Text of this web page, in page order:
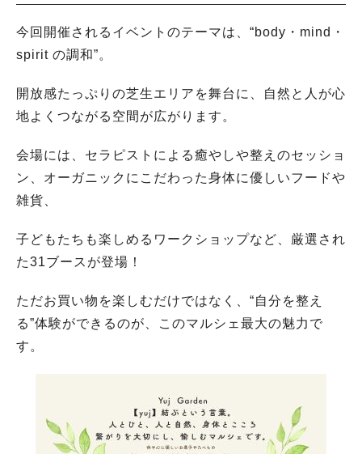
今回開催されるイベントのテーマは、“body・mind・
spirit の調和”。
開放感たっぷりの芝生エリアを舞台に、自然と人が心
地よくつながる空間が広がります。
会場には、セラピストによる癒やしや整えのセッショ
ン、オーガニックにこだわった身体に優しいフードや
雑貨、
子どもたちも楽しめるワークショップなど、厳選され
た31ブースが登場！
ただお買い物を楽しむだけではなく、“自分を整え
る”体験ができるのが、このマルシェ最大の魅力で
す。